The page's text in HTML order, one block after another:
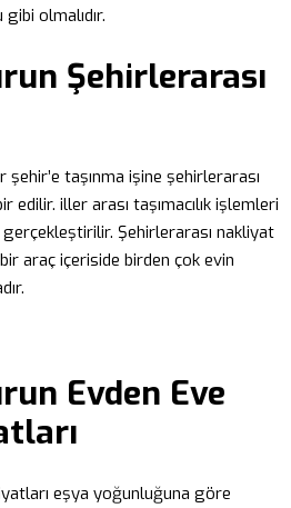
olmalıdır.
Şehirlerarası
taşınma işine şehirlerarası
iller arası taşımacılık işlemleri
Şehirlerarası nakliyat
araç içeriside birden çok evin
Evden Eve
eşya yoğunluğuna göre